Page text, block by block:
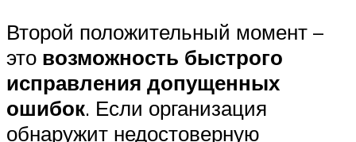
Второй положительный момент –
это возможность быстрого
исправления допущенных
ошибок. Если организация
обнаружит недостоверную